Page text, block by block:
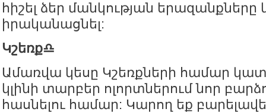
հիշել ձեր մանկության երազանքները
իրականացնել:
Կշեռք♎️
Ամառվա կեսը Կշեռքների համար
կլինի տարբեր ոլորտներում նոր
հասնելու համար: Կարող եք